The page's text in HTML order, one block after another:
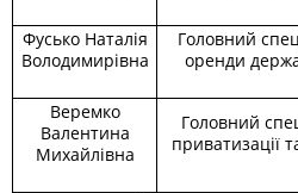
Фусько Наталія
Володимирівна
Головний
оренди
Веремко
Валентина
Михайлівна
Головний
приватизації